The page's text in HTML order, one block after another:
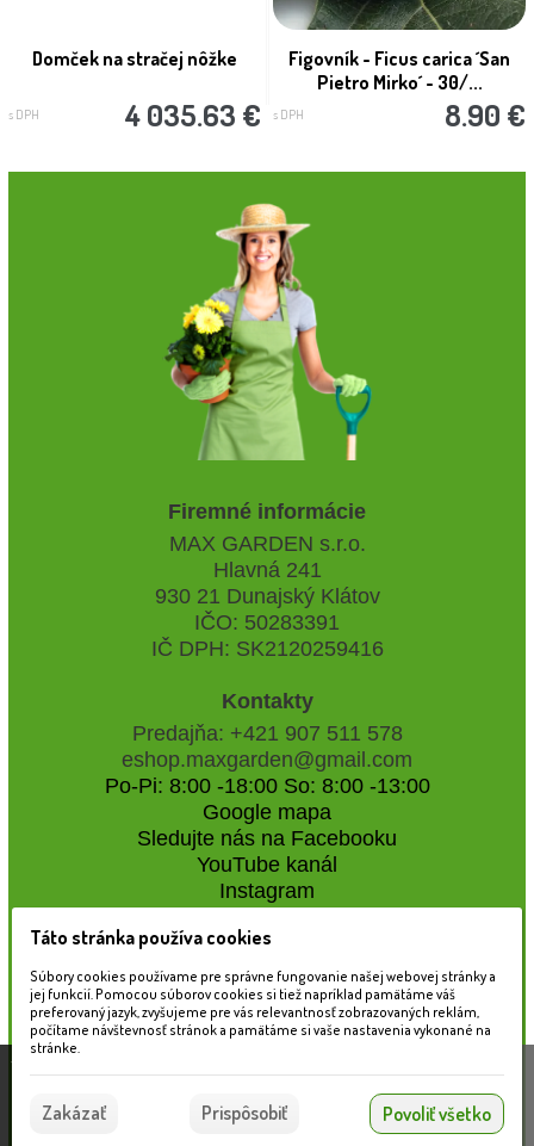
Domček na stračej nôžke
s DPH 4 035.63 €
Figovník - Ficus carica ´San
Pietro Mirko´ - 30/...
s DPH 8.90 €
Firemné informácie
MAX GARDEN s.r.o.
Hlavná 241
930 21 Dunajský Klátov
IČO: 50283391
IČ DPH: SK2120259416
Kontakty
Predajňa: +421 907 511 578
eshop.maxgarden@gmail.com
Po-Pi: 8:00 -18:00 So: 8:00 -13:00
Google mapa
Sledujte nás na Facebooku
YouTube kanál
Instagram
Naše záhradné centrum
Táto stránka používa súbory cookies, ktoré nám
pomáhajú poskytovať služby. Používaním našich
služieb vyjadrujete súhlas s používaním súborov
Súhlasím
Táto stránka používa cookies
Súbory cookies používame pre správne fungovanie našej webovej stránky a
jej funkcií. Pomocou súborov cookies si tiež napríklad pamätáme váš
preferovaný jazyk, zvyšujeme pre vás relevantnosť zobrazovaných reklám,
počítame návštevnosť stránok a pamätáme si vaše nastavenia vykonané na
stránke.
Zakázať Prispôsobiť Povoliť všetko